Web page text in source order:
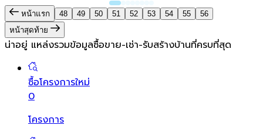
หน้าแรก 48 49 50 51 52 53 54 55
56
หน้าสุดท้าย
น่าอยู่ แหล่งรวมข้อมูลซื้อขาย-เช่า-รับสร้างบ้านที่ครบที่สุด
ซื้อโครงการใหม่
0
โครงการ